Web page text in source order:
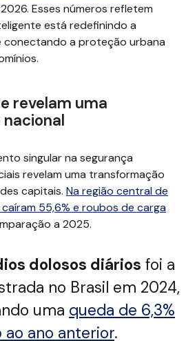
Esses números refletem
está redefinindo a
conectando a proteção urbana
revelam uma
singular na segurança
revelam uma transformação
capitais. Na região central de
55,6% e roubos de carga
a 2025.
dolosos diários foi a
no Brasil em 2024,
uma queda de 6,3%
ao ano anterior.